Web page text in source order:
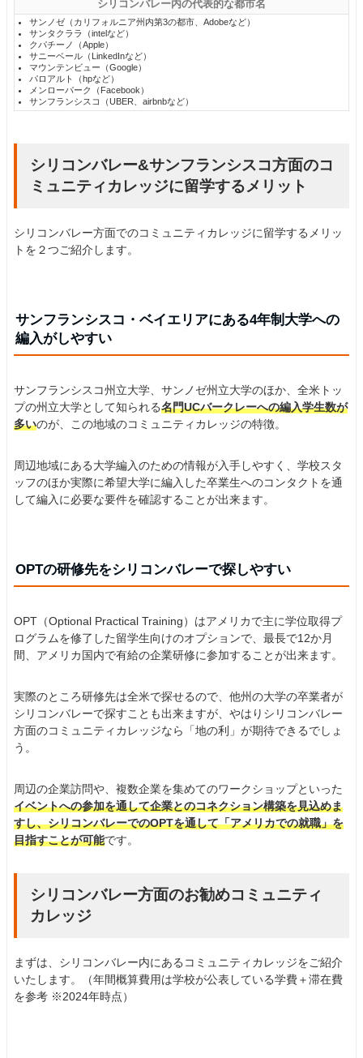
シリコンバレー内の代表的な都市名
サンノゼ（カリフォルニア州内第3の都市、Adobeなど）
サンタクララ（intelなど）
クパチーノ（Apple）
サニーベール（LinkedInなど）
マウンテンビュー（Google）
パロアルト（hpなど）
メンローパーク（Facebook）
サンフランシスコ（UBER、airbnbなど）
シリコンバレー&サンフランシスコ方面のコ
ミュニティカレッジに留学するメリット
シリコンバレー方面でのコミュニティカレッジに留学するメリッ
トを２つご紹介します。
サンフランシスコ・ベイエリアにある4年制大学への
編入がしやすい
サンフランシスコ州立大学、サンノゼ州立大学のほか、全米トッ
プの州立大学として知られる名門UCバークレーへの編入学生数が
多いのが、この地域のコミュニティカレッジの特徴。
周辺地域にある大学編入のための情報が入手しやすく、学校スタ
ッフのほか実際に希望大学に編入した卒業生へのコンタクトを通
して編入に必要な要件を確認することが出来ます。
OPTの研修先をシリコンバレーで探しやすい
OPT（Optional Practical Training）はアメリカで主に学位取得プ
ログラムを修了した留学生向けのオプションで、最長で12か月
間、アメリカ国内で有給の企業研修に参加することが出来ます。
実際のところ研修先は全米で探せるので、他州の大学の卒業者が
シリコンバレーで探すことも出来ますが、やはりシリコンバレー
方面のコミュニティカレッジなら「地の利」が期待できるでしょ
う。
周辺の企業訪問や、複数企業を集めてのワークショップといった
イベントへの参加を通して企業とのコネクション構築を見込めま
すし、シリコンバレーでのOPTを通して「アメリカでの就職」を
目指すことが可能です。
シリコンバレー方面のお勧めコミュニティ
カレッジ
まずは、シリコンバレー内にあるコミュニティカレッジをご紹介
いたします。（年間概算費用は学校が公表している学費＋滞在費
を参考 ※2024年時点）